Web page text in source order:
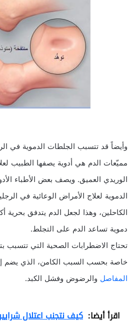
وأيضاً قد تتسبب الجلطات الدموية في
مميّعات الدم هي أدوية يصفها الطبيب
الوريدي العميق. ويصف بعض الأطباء
الدموية لعلاج الأمراض الوعائية في
الكاحلين، وهذا لجعل الدم يتدفق بحرية
دموية تساعد الدم على التجلط.
تحتاج الاضطرابات الصحية التي تتسبب
خاصة بحسب السبب الكامن، الذي يضم
المفاصل والرضوض وفشل الكبد.
اقرأ أيضا: كيف نتجنب اعتلال